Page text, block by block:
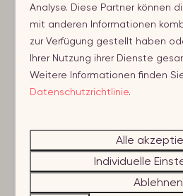
Heizung
Basisausstattung
Rauchmelder
Art des Aufenthalts
Raumgestaltung
Erdgeschoss
Schlafzimmer
Einzelbett: 1
Analyse. Diese Partner können
mit anderen Informationen
zur Verfügung gestellt haben
Ihrer Nutzung ihrer Dienste
Weitere Informationen finden
Datenschutzrichtlinie.
Alle
Individuelle
Ablehnen